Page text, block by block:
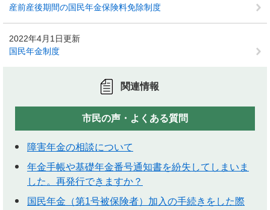
産前産後期間の国民年金保険料免除制度
2022年4月1日更新
国民年金制度
関連情報
市民の声・よくある質問
障害年金の相談について
年金手帳や基礎年金番号通知書を紛失してしまいま
した。再発行できますか？
国民年金（第1号被保険者）加入の手続きをした際